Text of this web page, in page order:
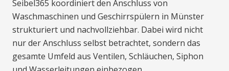
Seibel365 koordiniert den Anschluss von
Waschmaschinen und Geschirrspülern in Münster
strukturiert und nachvollziehbar. Dabei wird nicht
nur der Anschluss selbst betrachtet, sondern das
gesamte Umfeld aus Ventilen, Schläuchen, Siphon